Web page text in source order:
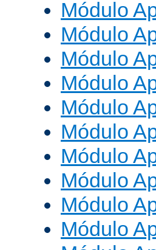
Módulo
Módulo
Módulo
Módulo
Módulo
Módulo
Módulo
Módulo
Módulo
Módulo